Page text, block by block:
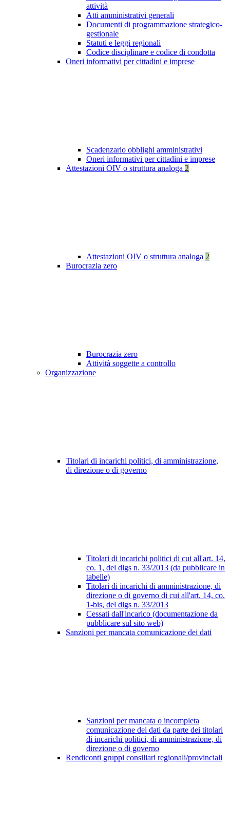
attività
Atti amministrativi generali
Documenti di programmazione strategico-
gestionale
Statuti e leggi regionali
Codice disciplinare e codice di condotta
Oneri informativi per cittadini e imprese
Scadenzario obblighi amministrativi
Oneri informativi per cittadini e imprese
Attestazioni OIV o struttura analoga 2
Attestazioni OIV o struttura analoga 2
Burocrazia zero
Burocrazia zero
Attività soggette a controllo
Organizzazione
Titolari di incarichi politici, di amministrazione,
di direzione o di governo
Titolari di incarichi politici di cui all'art. 14,
co. 1, del dlgs n. 33/2013 (da pubblicare in
tabelle)
Titolari di incarichi di amministrazione, di
direzione o di governo di cui all'art. 14, co.
1-bis, del dlgs n. 33/2013
Cessati dall'incarico (documentazione da
pubblicare sul sito web)
Sanzioni per mancata comunicazione dei dati
Sanzioni per mancata o incompleta
comunicazione dei dati da parte dei titolari
di incarichi politici, di amministrazione, di
direzione o di governo
Rendiconti gruppi consiliari regionali/provinciali